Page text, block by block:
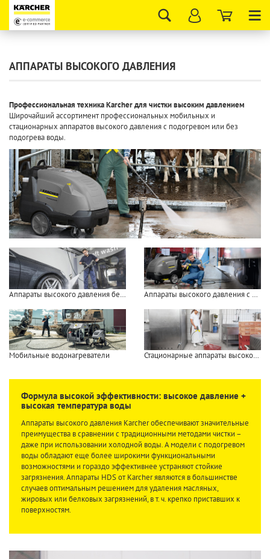
АППАРАТЫ ВЫСОКОГО ДАВЛЕНИЯ
Профессиональная техника Karcher для чистки высоким давлением
Широчайший ассортимент профессиональных мобильных и
стационарных аппаратов высокого давления с подогревом или без
подогрева воды.
Аппараты высокого давления без нагрева воды Аппараты высокого давления с нагревом воды
Мобильные водонагреватели Стационарные аппараты высокого давления
Формула высокой эффективности: высокое давление +
высокая температура воды
Аппараты высокого давления Karcher обеспечивают значительные
преимущества в сравнении с традиционными методами чистки –
даже при использовании холодной воды. А модели с подогревом
воды обладают еще более широкими функциональными
возможностями и гораздо эффективнее устраняют стойкие
загрязнения. Аппараты HDS от Karcher являются в большинстве
случаев оптимальным решением для удаления масляных,
жировых или белковых загрязнений, в т. ч. крепко приставших к
поверхностям.